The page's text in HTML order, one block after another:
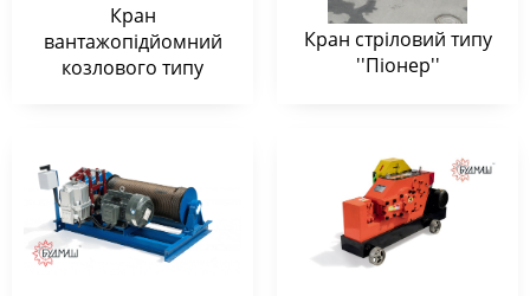
Кран
вантажопідйомний
козлового типу
Кран стріловий типу
''Піонер''